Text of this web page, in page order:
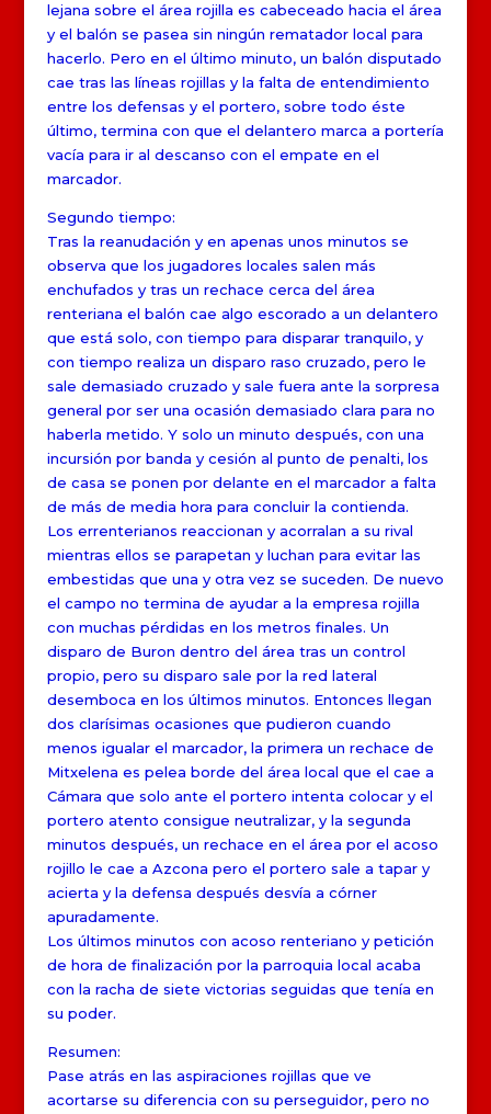
lejana sobre el área rojilla es cabeceado hacia el área
y el balón se pasea sin ningún rematador local para
hacerlo. Pero en el último minuto, un balón disputado
cae tras las líneas rojillas y la falta de entendimiento
entre los defensas y el portero, sobre todo éste
último, termina con que el delantero marca a portería
vacía para ir al descanso con el empate en el
marcador.
Segundo tiempo:
Tras la reanudación y en apenas unos minutos se
observa que los jugadores locales salen más
enchufados y tras un rechace cerca del área
renteriana el balón cae algo escorado a un delantero
que está solo, con tiempo para disparar tranquilo, y
con tiempo realiza un disparo raso cruzado, pero le
sale demasiado cruzado y sale fuera ante la sorpresa
general por ser una ocasión demasiado clara para no
haberla metido. Y solo un minuto después, con una
incursión por banda y cesión al punto de penalti, los
de casa se ponen por delante en el marcador a falta
de más de media hora para concluir la contienda.
Los errenterianos reaccionan y acorralan a su rival
mientras ellos se parapetan y luchan para evitar las
embestidas que una y otra vez se suceden. De nuevo
el campo no termina de ayudar a la empresa rojilla
con muchas pérdidas en los metros finales. Un
disparo de Buron dentro del área tras un control
propio, pero su disparo sale por la red lateral
desemboca en los últimos minutos. Entonces llegan
dos clarísimas ocasiones que pudieron cuando
menos igualar el marcador, la primera un rechace de
Mitxelena es pelea borde del área local que el cae a
Cámara que solo ante el portero intenta colocar y el
portero atento consigue neutralizar, y la segunda
minutos después, un rechace en el área por el acoso
rojillo le cae a Azcona pero el portero sale a tapar y
acierta y la defensa después desvía a córner
apuradamente.
Los últimos minutos con acoso renteriano y petición
de hora de finalización por la parroquia local acaba
con la racha de siete victorias seguidas que tenía en
su poder.
Resumen:
Pase atrás en las aspiraciones rojillas que ve
acortarse su diferencia con su perseguidor, pero no